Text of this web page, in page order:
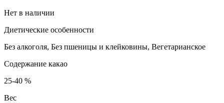
Нет в наличии
Диетические особенности
Без алкоголя, Без пшеницы и клейковины, Вегетарианское
Содержание какао
25-40 %
Вес